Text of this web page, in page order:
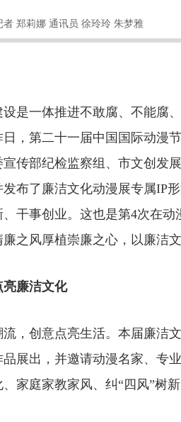
者 郑莉娜 通讯员 徐玲玲 朱梦雅
一体推进不敢腐、不能腐、
，第二十一届中国国际动漫
传部纪检监察组、市文创发
布了廉洁文化动漫展专属IP
干事创业。这也是第4次在
之风厚植崇廉之心，以廉洁
廉洁文化
创意点亮生活。本届廉洁文
展出，并邀请动漫名家、专
家庭家教家风、纠“四风”树